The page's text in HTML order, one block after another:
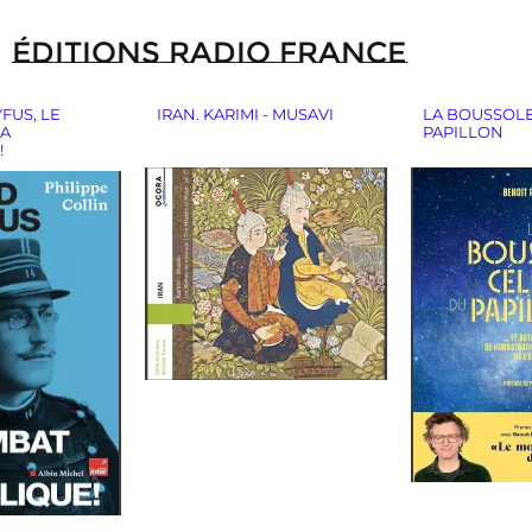
ÉDITIONS RADIO FRANCE
LE
IRAN. KARIMI - MUSAVI
LA
PAPILLON